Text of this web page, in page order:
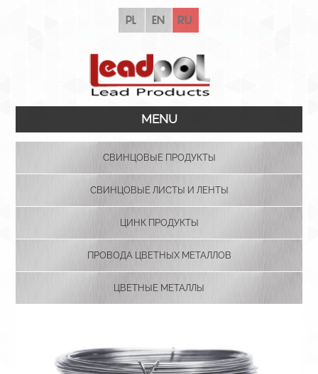
pl en ru
MENU
СВИНЦОВЫЕ ПРОДУКТЫ
СВИНЦОВЫЕ ЛИСТЫ И ЛЕНТЫ
ЦИНК ПРОДУКТЫ
ПРОВОДА ЦВЕТНЫХ МЕТАЛЛОВ
ЦВЕТНЫЕ МЕТАЛЛЫ